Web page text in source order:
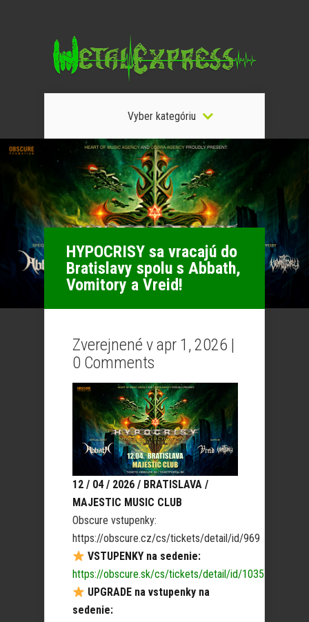
Vyber kategóriu
HYPOCRISY sa vracajú do
Bratislavy spolu s Abbath,
Vomitory a Vreid!
Zverejnené v apr 1, 2026 |
0 Comments
12 / 04 / 2026 / BRATISLAVA /
MAJESTIC MUSIC CLUB
Obscure vstupenky:
https://obscure.cz/cs/tickets/detail/id/969
VSTUPENKY na sedenie:
https://obscure.sk/cs/tickets/detail/id/1035
UPGRADE na vstupenky na
sedenie: